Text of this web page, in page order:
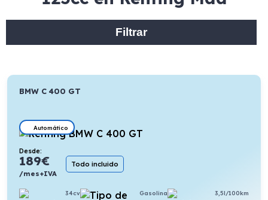
Filtrar
BMW C 400 GT
Automático
Desde:
189€
/mes+IVA
Todo incluido
34cv Gasolina 3,5l/100km